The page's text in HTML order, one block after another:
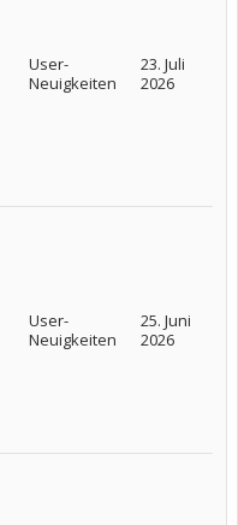
User-
Neuigkeiten
23. Juli
2026
User-
Neuigkeiten
25. Juni
2026